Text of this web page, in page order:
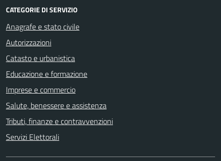
CATEGORIE DI SERVIZIO
Anagrafe e stato civile
Autorizzazioni
Catasto e urbanistica
Educazione e formazione
Imprese e commercio
Salute, benessere e assistenza
Tributi, finanze e contravvenzioni
Servizi Elettorali